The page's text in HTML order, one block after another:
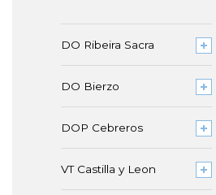
DO Ribeira Sacra
DO Bierzo
DOP Cebreros
VT Castilla y Leon